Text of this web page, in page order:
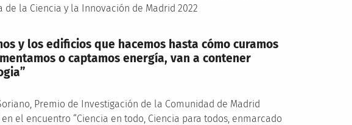
de la Ciencia y la Innovación de Madrid 2022
y los edificios que hacemos hasta cómo curamos
o captamos energía, van a contener
Premio de Investigación de la Comunidad de Madrid
el encuentro “Ciencia en todo, Ciencia para todos, enmarcado